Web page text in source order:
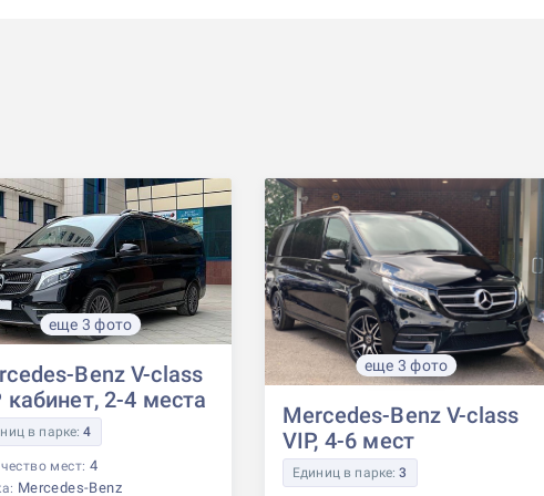
еще 3 фото
Benz V-class
кабинет, 2-4 места
в парке:4
мест: 4
Mercedes-Benz
еще 3 фото
Mercedes-Benz V-class
VIP, 4-6 мест
Единиц в парке:3